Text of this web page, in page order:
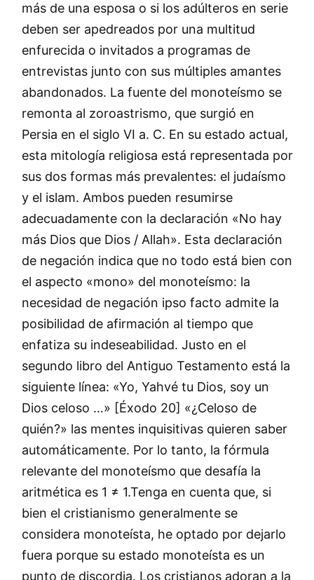
más de una esposa o si los adúlteros en serie
deben ser apedreados por una multitud
enfurecida o invitados a programas de
entrevistas junto con sus múltiples amantes
abandonados. La fuente del monoteísmo se
remonta al zoroastrismo, que surgió en
Persia en el siglo VI a. C. En su estado actual,
esta mitología religiosa está representada por
sus dos formas más prevalentes: el judaísmo
y el islam. Ambos pueden resumirse
adecuadamente con la declaración «No hay
más Dios que Dios / Allah». Esta declaración
de negación indica que no todo está bien con
el aspecto «mono» del monoteísmo: la
necesidad de negación ipso facto admite la
posibilidad de afirmación al tiempo que
enfatiza su indeseabilidad. Justo en el
segundo libro del Antiguo Testamento está la
siguiente línea: «Yo, Yahvé tu Dios, soy un
Dios celoso …» [Éxodo 20] «¿Celoso de
quién?» las mentes inquisitivas quieren saber
automáticamente. Por lo tanto, la fórmula
relevante del monoteísmo que desafía la
aritmética es 1 ≠ 1.Tenga en cuenta que, si
bien el cristianismo generalmente se
considera monoteísta, he optado por dejarlo
fuera porque su estado monoteísta es un
punto de discordia. Los cristianos adoran a la